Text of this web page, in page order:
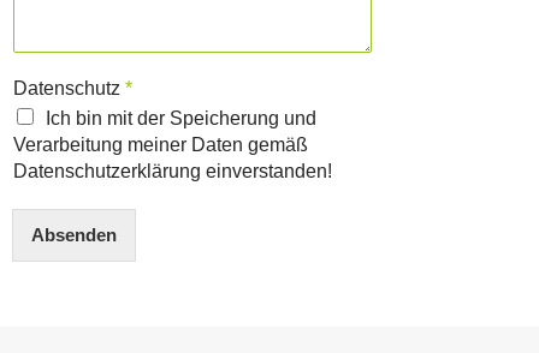
Datenschutz *
Ich bin mit der Speicherung und
Verarbeitung meiner Daten gemäß
Datenschutzerklärung einverstanden!
Absenden